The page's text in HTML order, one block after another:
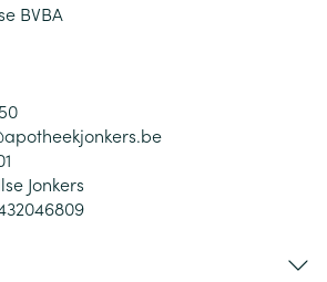
BVBA
apotheekjonkers.be
Jonkers